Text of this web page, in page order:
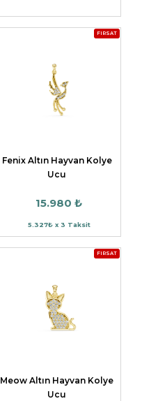
FIRSAT
Fenix Altın Hayvan Kolye
Ucu
15.980 ₺
5.327₺ x 3 Taksit
FIRSAT
Meow Altın Hayvan Kolye
Ucu